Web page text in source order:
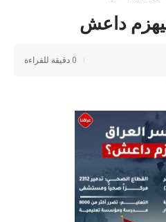
داعش
0 دقيقة للقراءة